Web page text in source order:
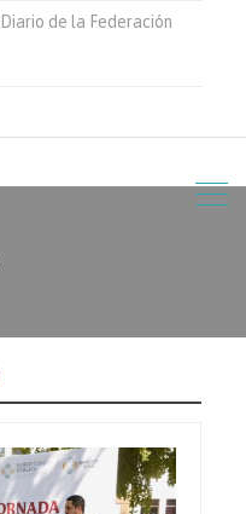
Diario de la Federación